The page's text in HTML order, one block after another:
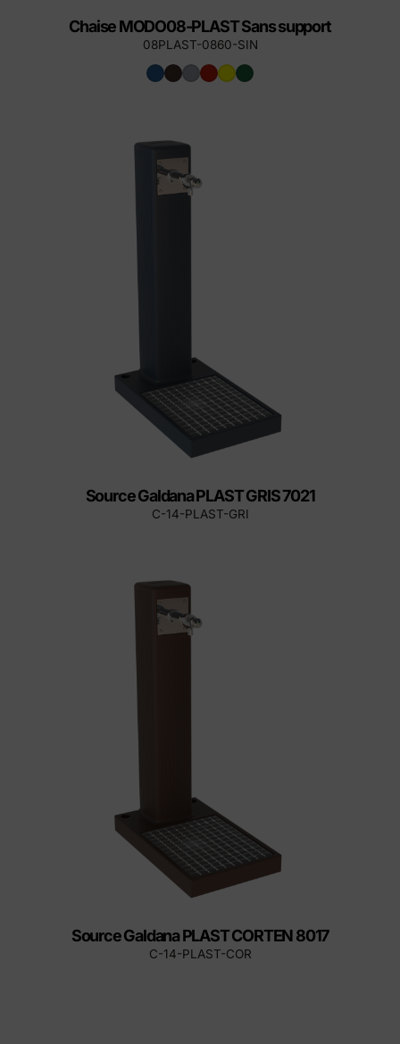
Chaise MODO08-PLAST Sans support
08PLAST-0860-SIN
Source Galdana PLAST GRIS 7021
C-14-PLAST-GRI
Source Galdana PLAST CORTEN 8017
C-14-PLAST-COR